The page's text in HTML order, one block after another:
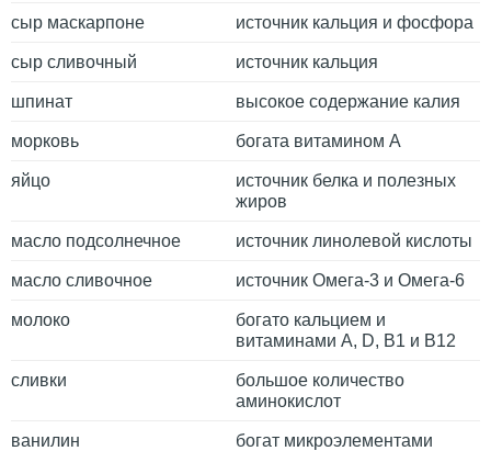
сыр маскарпоне источник кальция и фосфора
сыр сливочный источник кальция
шпинат высокое содержание калия
морковь богата витамином А
яйцо
источник белка и полезных
жиров
масло подсолнечное источник линолевой кислоты
масло сливочное источник Омега-3 и Омега-6
молоко
богато кальцием и
витаминами A, D, B1 и B12
сливки
большое количество
аминокислот
ванилин богат микроэлементами